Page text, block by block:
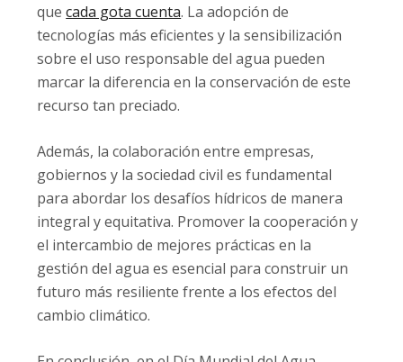
quecada gota cuenta. La adopción de
tecnologías más eficientes y la sensibilización
sobre el uso responsable del agua pueden
marcar la diferencia en la conservación de este
recurso tan preciado.
Además, la colaboración entre empresas,
gobiernos y la sociedad civil es fundamental
para abordar los desafíos hídricos de manera
integral y equitativa. Promover la cooperación y
el intercambio de mejores prácticas en la
gestión del agua es esencial para construir un
futuro más resiliente frente a los efectos del
cambio climático.